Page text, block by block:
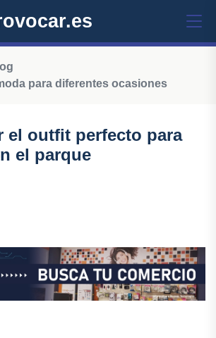
para diferentes ocasiones
el outfit perfecto para
el parque